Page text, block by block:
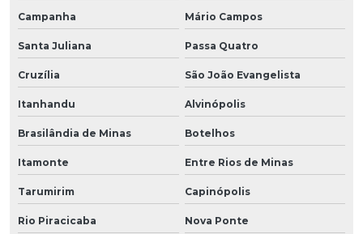
Campanha Mário Campos
Santa Juliana Passa Quatro
Cruzília São João Evangelista
Itanhandu Alvinópolis
Brasilândia de Minas Botelhos
Itamonte Entre Rios de Minas
Tarumirim Capinópolis
Rio Piracicaba Nova Ponte